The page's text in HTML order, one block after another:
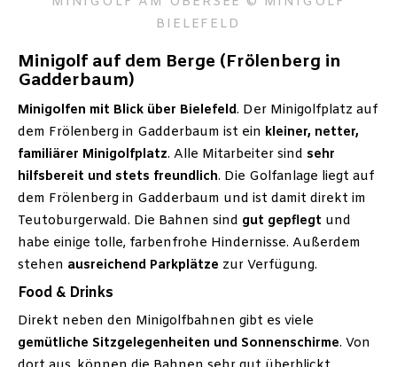
BIELEFELD
Minigolf auf dem Berge (Frölenberg in
Gadderbaum)
Minigolfen mit Blick über Bielefeld. Der Minigolfplatz auf
dem Frölenberg in Gadderbaum ist ein kleiner, netter,
familiärer Minigolfplatz. Alle Mitarbeiter sind sehr
hilfsbereit und stets freundlich. Die Golfanlage liegt auf
dem Frölenberg in Gadderbaum und ist damit direkt im
Teutoburgerwald. Die Bahnen sind gut gepflegt und
habe einige tolle, farbenfrohe Hindernisse. Außerdem
stehen ausreichend Parkplätze zur Verfügung.
Food & Drinks
Direkt neben den Minigolfbahnen gibt es viele
gemütliche Sitzgelegenheiten und Sonnenschirme. Von